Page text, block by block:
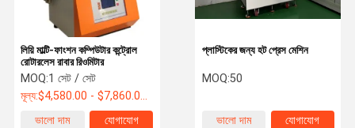
মেডিকেল ইনফ্রা থার্মোমিটার
প্লাস্টিকের জন্য হট প্রেস মেশিন
MOQ:50
ভালো দাম যোগাযোগ
লিয়ি মাল্টি-ফাংশন কম্পিউটার কন্ট্রোল
রোটারলেস রাবার রিওমিটার
MOQ:1 সেট / সেট
মূল্য:$4,580.00 - $7,860.00/ Set
ভালো দাম
যোগাযোগ